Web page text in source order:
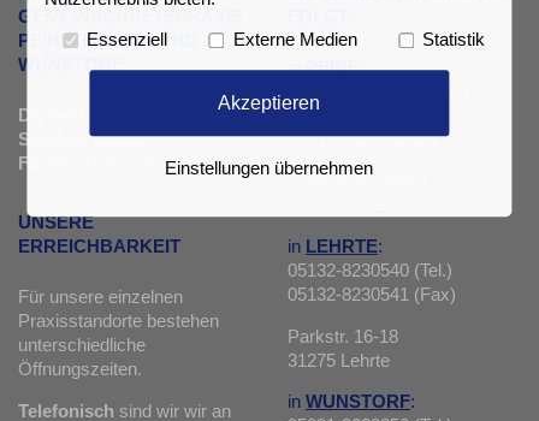
GEMEINSCHAFTSPRAXIS
PEINE, LEHRTE UND
WUNSTORF
Dr. med. Jörn Hagemann &
Stephan Reese
Fachärzte für Urologie
UNSERE
ERREICHBARKEIT
Für unsere einzelnen
Praxisstandorte bestehen
unterschiedliche
Öffnungszeiten.
Telefonisch sind wir wir an
inPEINE:
9879980 (Tel.)
05171-13615 (Fax)
Schwarzer Weg 1
in LEHRTE:
05132-8230540 (Tel.)
05132-8230541 (Fax)
Parkstr. 16-18
31275 Lehrte
in WUNSTORF:
Essenziell Externe Medien Statistik
Akzeptieren
Einstellungen übernehmen